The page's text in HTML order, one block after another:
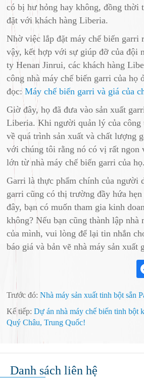
có bị hư hỏng hay không, đồng thời
đặt với khách hàng Liberia.
Nhờ việc lắp đặt máy chế biến garri
vậy, kết hợp với sự giúp đỡ của đội
ty Henan Jinrui, các khách hàng
công nhà máy chế biến garri của
đọc:Máy chế biến garri và giá của
Giờ đây, họ đã đưa vào sản xuất
Liberia. Khi người quản lý của công
về quá trình sản xuất và chất lượng
với chúng tôi rằng nó có vị rất ngon
lớn từ nhà máy chế biến garri của họ.
Garri là thực phẩm chính của người
garri cũng có thị trường đầy hứa
đây, bạn có muốn tham gia kinh
không? Nếu bạn cũng thành lập nhà
của mình, vui lòng để lại tin nhắn
báo giá và bản vẽ nhà máy sản xuất
Trước đó:Nhà máy sản xuất tinh bột sắn
Kế tiếp:Dự án nhà máy chế biến tinh bột
Quý Châu, Trung Quốc!
Danh sách liên hệ